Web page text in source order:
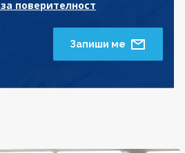
поверителност
Запиши ме